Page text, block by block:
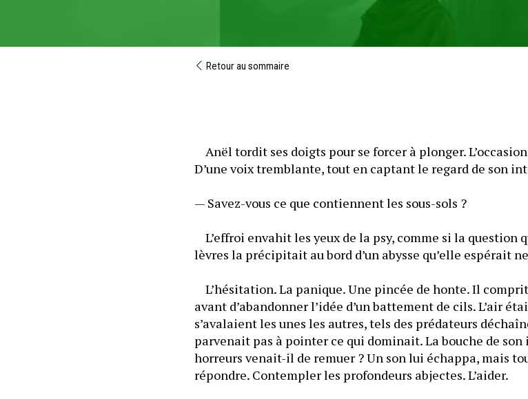
Retour au sommaire
Anël tordit ses doigts pour se forcer à plonger.
D’une voix tremblante, tout en captant le regard de son
— Savez-vous ce que contiennent les sous-sols ?
L’effroi envahit les yeux de la psy, comme si la question
lèvres la précipitait au bord d’un abysse qu’elle espérait
L’hésitation. La panique. Une pincée de honte. Il
avant d’abandonner l’idée d’un battement de cils. L’air
s’avalaient les unes les autres, tels des prédateurs
parvenait pas à pointer ce qui dominait. La bouche de
horreurs venait-il de remuer ? Un son lui échappa, mais
répondre. Contempler les profondeurs abjectes. L’aider.